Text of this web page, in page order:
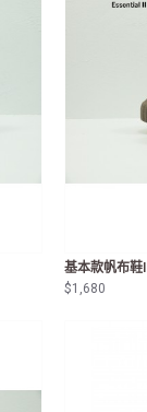
基本款帆布
$1,680